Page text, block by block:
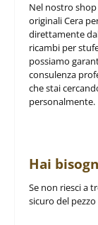
Nel nostro
originali Cera
direttamente
ricambi per
possiamo
consulenza
che stai
personalmente.
Hai
Se non riesci a
sicuro del